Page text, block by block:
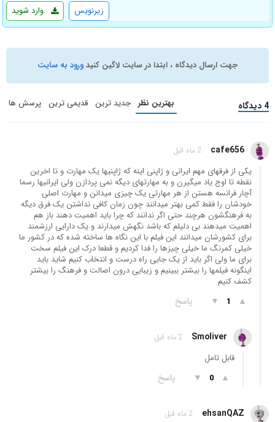
وارد شوید زیرنویس
جهت ارسال دیدگاه ، ابتدا در سایت لاگین کنیدورود به سایت
4 دیدگاه بهترین نظر جدید ترین قدیمی ترین پرسش ها
cafe656 2 ماه قبل
یکی از فرقهای مهم ایرانی و ژاپنی اینه که ژاپنیها یک مهارت و تا اخرین
نقطه تا اوج یاد میگیرن و به مهارتهای دیگه نمی پردازن ولی ایرانیها رسما
آچار فرانسه هستن از هر مهارتی یک چیزی میدانن و مهارت اصلی
خودشان را فقط کمی بهتر میدانند چون زمان کافی نداشتن یک فرق دیگه
به فرهنگشون هرچند حتی اگر ندانند که چرا باید اهمیت دهند باز هم
اهمیت میدهند بی دلیلم که باشد نگهش میدارند و یک دارایی ارزشمند
برای کشورشان میدانند این فیلم با این نگاه ها ساخته شده که در کشور ما
خیلی کمرنگ ما خیلی چیزها را فدا کردیم و قطعا درک این فیلم سخت
برای ما ولی اگر باید از یک جایی راه درست و انتخاب کنیم شاید باید
اینگونه فیلمها را بیشتر ببینیم و زیبایی درون اصالت و فرهنگ را بیشتر
کشف کنیم
▲
1
▼ پاسخ
Smoliver 2 ماه قبل
قابل تامل
▲
0
▼ پاسخ
ehsanQAZ 2 ماه قبل